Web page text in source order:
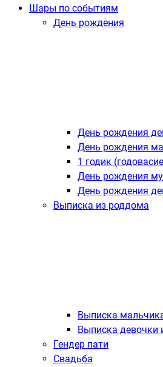
Шары по событиям
День рождения
День рождения
День рождения
1 годик
День рождения
День рождения
Выписка из роддома
Выписка
Выписка девочки
Гендер пати
Свадьба